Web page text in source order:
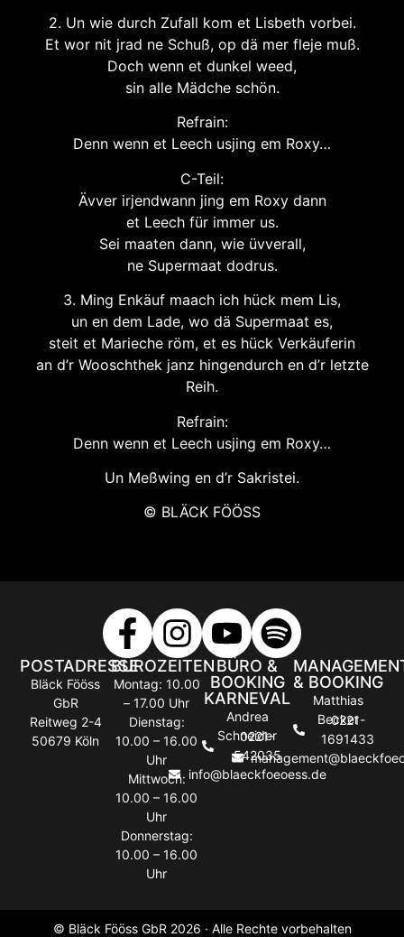
2. Un wie durch Zufall kom et Lisbeth vorbei.
Et wor nit jrad ne Schuß, op dä mer fleje muß.
Doch wenn et dunkel weed,
sin alle Mädche schön.
Refrain:
Denn wenn et Leech usjing em Roxy…
C-Teil:
Ävver irjendwann jing em Roxy dann
et Leech für immer us.
Sei maaten dann, wie üvverall,
ne Supermaat dodrus.
3. Ming Enkäuf maach ich hück mem Lis,
un en dem Lade, wo dä Supermaat es,
steit et Marieche röm, et es hück Verkäuferin
an d’r Wooschthek janz hingendurch en d’r letzte
Reih.
Refrain:
Denn wenn et Leech usjing em Roxy…
Un Meßwing en d’r Sakristei.
© BLÄCK FÖÖSS
POSTADRESSE
Bläck Fööss
GbR
Reitweg 2-4
50679 Köln
BÜROZEITEN
Montag: 10.00
– 17.00 Uhr
Dienstag:
10.00 – 16.00
Uhr
Mittwoch:
10.00 – 16.00
Uhr
Donnerstag:
10.00 – 16.00
Uhr
BÜRO &
BOOKING
KARNEVAL
Andrea
Schneider
0221-
542035
info@blaeckfoeoess.de
& BOOKING
Matthias
Becker
0221-
1691433
© Bläck Fööss GbR 2026 · Alle Rechte vorbehalten